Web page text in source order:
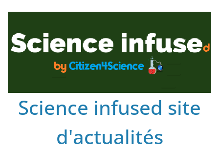
Science infused site
d'actualités